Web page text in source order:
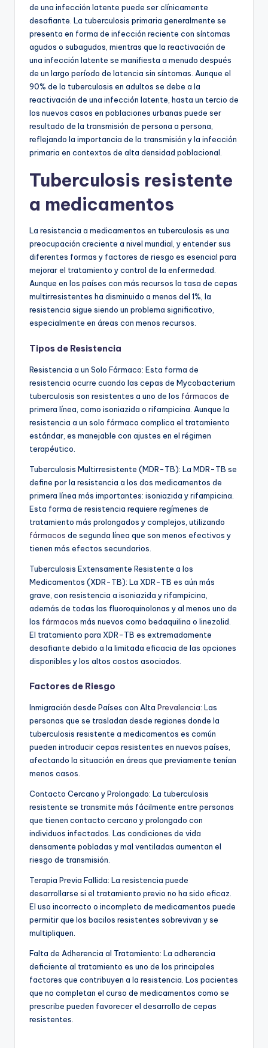
de una infección latente puede ser clínicamente
desafiante. La tuberculosis primaria generalmente se
presenta en forma de infección reciente con síntomas
agudos o subagudos, mientras que la reactivación de
una infección latente se manifiesta a menudo después
de un largo período de latencia sin síntomas. Aunque el
90% de la tuberculosis en adultos se debe a la
reactivación de una infección latente, hasta un tercio de
los nuevos casos en poblaciones urbanas puede ser
resultado de la transmisión de persona a persona,
reflejando la importancia de la transmisión y la infección
primaria en contextos de alta densidad poblacional.
Tuberculosis resistente
a medicamentos
La resistencia a medicamentos en tuberculosis es una
preocupación creciente a nivel mundial, y entender sus
diferentes formas y factores de riesgo es esencial para
mejorar el tratamiento y control de la enfermedad.
Aunque en los países con más recursos la tasa de cepas
multirresistentes ha disminuido a menos del 1%, la
resistencia sigue siendo un problema significativo,
especialmente en áreas con menos recursos.
Tipos de Resistencia
Resistencia a un Solo Fármaco: Esta forma de
resistencia ocurre cuando las cepas de Mycobacterium
tuberculosis son resistentes a uno de los fármacos de
primera línea, como isoniazida o rifampicina. Aunque la
resistencia a un solo fármaco complica el tratamiento
estándar, es manejable con ajustes en el régimen
terapéutico.
Tuberculosis Multirresistente (MDR-TB): La MDR-TB se
define por la resistencia a los dos medicamentos de
primera línea más importantes: isoniazida y rifampicina.
Esta forma de resistencia requiere regímenes de
tratamiento más prolongados y complejos, utilizando
fármacos de segunda línea que son menos efectivos y
tienen más efectos secundarios.
Tuberculosis Extensamente Resistente a los
Medicamentos (XDR-TB): La XDR-TB es aún más
grave, con resistencia a isoniazida y rifampicina,
además de todas las fluoroquinolonas y al menos uno de
los fármacos más nuevos como bedaquilina o linezolid.
El tratamiento para XDR-TB es extremadamente
desafiante debido a la limitada eficacia de las opciones
disponibles y los altos costos asociados.
Factores de Riesgo
Inmigración desde Países con Alta Prevalencia: Las
personas que se trasladan desde regiones donde la
tuberculosis resistente a medicamentos es común
pueden introducir cepas resistentes en nuevos países,
afectando la situación en áreas que previamente tenían
menos casos.
Contacto Cercano y Prolongado: La tuberculosis
resistente se transmite más fácilmente entre personas
que tienen contacto cercano y prolongado con
individuos infectados. Las condiciones de vida
densamente pobladas y mal ventiladas aumentan el
riesgo de transmisión.
Terapia Previa Fallida: La resistencia puede
desarrollarse si el tratamiento previo no ha sido eficaz.
El uso incorrecto o incompleto de medicamentos puede
permitir que los bacilos resistentes sobrevivan y se
multipliquen.
Falta de Adherencia al Tratamiento: La adherencia
deficiente al tratamiento es uno de los principales
factores que contribuyen a la resistencia. Los pacientes
que no completan el curso de medicamentos como se
prescribe pueden favorecer el desarrollo de cepas
resistentes.